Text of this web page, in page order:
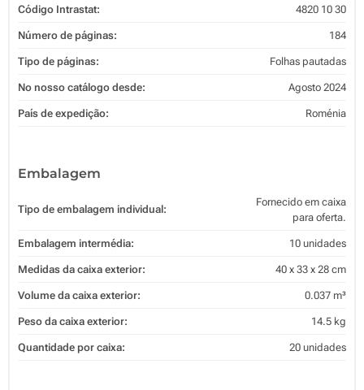
Código Intrastat: 4820 10 30
Número de páginas: 184
Tipo de páginas: Folhas pautadas
No nosso catálogo desde: Agosto 2024
País de expedição: Roménia
Embalagem
Tipo de embalagem individual:
Fornecido em caixa
para oferta.
Embalagem intermédia: 10 unidades
Medidas da caixa exterior: 40 x 33 x 28 cm
Volume da caixa exterior: 0.037 m³
Peso da caixa exterior: 14.5 kg
Quantidade por caixa: 20 unidades